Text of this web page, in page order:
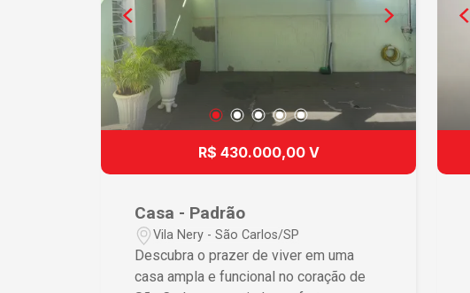
R$ 430.000,00 V
Casa - Padrão
Vila Nery - São Carlos/SP
Descubra o prazer de viver em uma
casa ampla e funcional no coração de